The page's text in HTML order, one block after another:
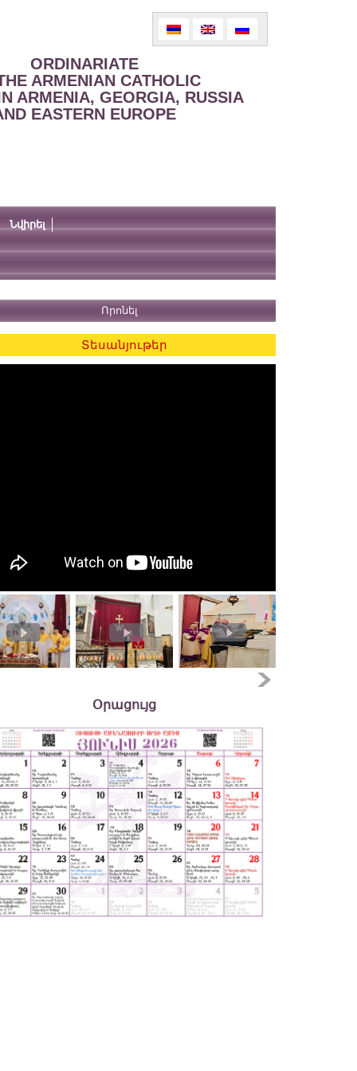
ORDINARIATE
ARMENIAN CATHOLIC
ARMENIA, GEORGIA, RUSSIA
EASTERN EUROPE
Նվիրել
Տեսանյութեր
Օրացույց